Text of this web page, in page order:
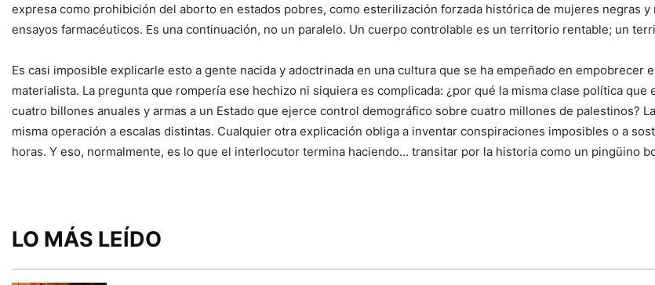
expresa como prohibición del aborto en estados pobres, como esterilización forzada histórica de mujeres negras
ensayos farmacéuticos. Es una continuación, no un paralelo. Un cuerpo controlable es un territorio rentable; un
Es casi imposible explicarle esto a gente nacida y adoctrinada en una cultura que se ha empeñado en
materialista. La pregunta que rompería ese hechizo ni siquiera es complicada: ¿por qué la misma clase política
cuatro billones anuales y armas a un Estado que ejerce control demográfico sobre cuatro millones de palestinos?
misma operación a escalas distintas. Cualquier otra explicación obliga a inventar conspiraciones imposibles o a
horas. Y eso, normalmente, es lo que el interlocutor termina haciendo… transitar por la historia como un pingüino
LO MÁS LEÍDO